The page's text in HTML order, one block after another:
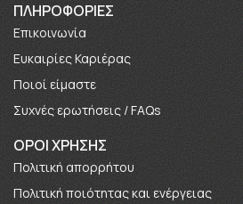
ΠΛΗΡΟΦΟΡΊΕΣ
Επικοινωνία
Ευκαιρίες Καριέρας
Πoιοί είμαστε
Συχνές ερωτήσεις / FAQs
ΟΡΟΙ ΧΡΗΣΗΣ
Πολιτική απορρήτου
Πολιτική ποιότητας και ενέργειας